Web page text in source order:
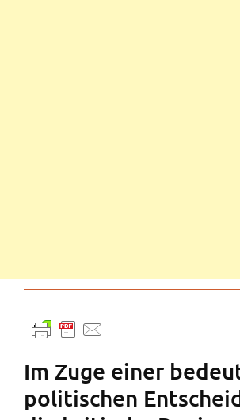
Im Zuge einer
politischen